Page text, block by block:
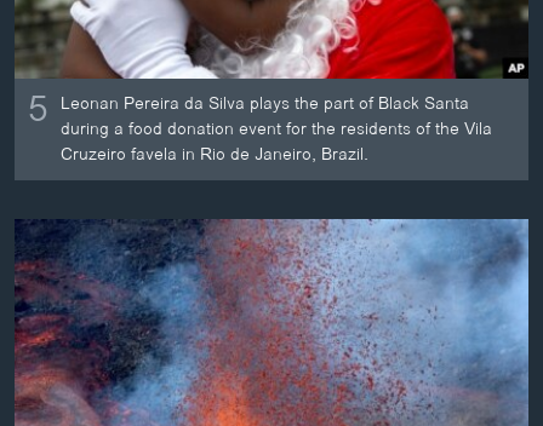
ວີດີໂອ
ສຽງ
ລາຍການກະຈາຍສຽງ
ລາຍງານ
ຕິດຕາມພວກເຮົາ ທີ່
ພາສາຕ່າງໆ
5 Leonan Pereira da Silva plays the part of Black Santa
during a food donation event for the residents of the Vila
Cruzeiro favela in Rio de Janeiro, Brazil.